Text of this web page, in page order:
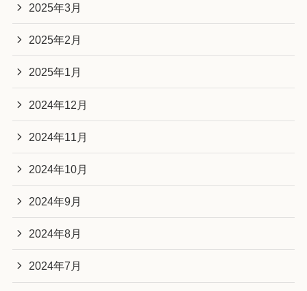
2025年3月
2025年2月
2025年1月
2024年12月
2024年11月
2024年10月
2024年9月
2024年8月
2024年7月